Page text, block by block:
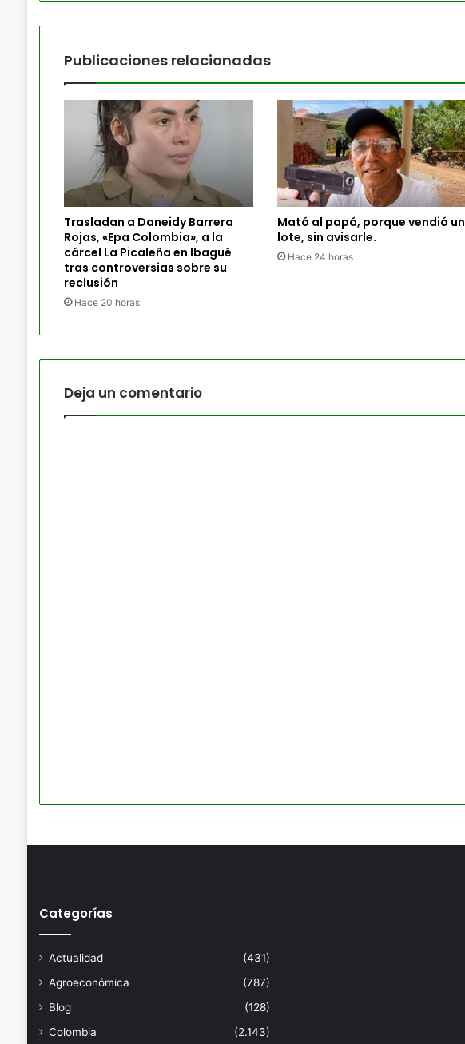
Publicaciones relacionadas
Trasladan a Daneidy Barrera
Rojas, «Epa Colombia», a la
cárcel La Picaleña en Ibagué
tras controversias sobre su
reclusión
Hace 20 horas
Mató al papá, porque vendió un
lote, sin avisarle.
Hace 24 horas
Deja un comentario
Categorías
Actualidad
(431)
Agroeconómica
(787)
Blog
(128)
Colombia
(2.143)